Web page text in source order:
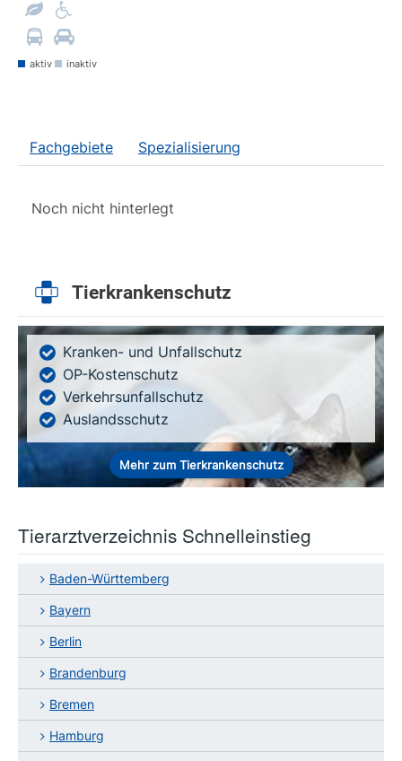
aktiv inaktiv
Fachgebiete Spezialisierung
Noch nicht hinterlegt
Tierkrankenschutz
Kranken- und Unfallschutz
OP-Kostenschutz
Verkehrsunfallschutz
Auslandsschutz
Mehr zum Tierkrankenschutz
Tierarztverzeichnis Schnelleinstieg
Baden-Württemberg
Bayern
Berlin
Brandenburg
Bremen
Hamburg